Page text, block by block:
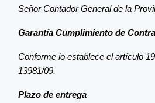
Señor Contador General de la
Garantía Cumplimiento de
Conforme lo establece el artículo
13981/09.
Plazo de entrega